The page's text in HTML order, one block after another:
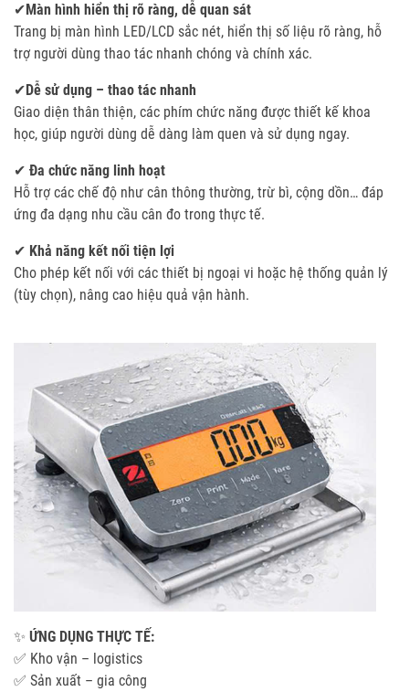
✔ Màn hình hiển thị rõ ràng, dễ quan sát
Trang bị màn hình LED/LCD sắc nét, hiển thị số liệu rõ ràng, hỗ
trợ người dùng thao tác nhanh chóng và chính xác.
✔ Dễ sử dụng – thao tác nhanh
Giao diện thân thiện, các phím chức năng được thiết kế khoa
học, giúp người dùng dễ dàng làm quen và sử dụng ngay.
✔ Đa chức năng linh hoạt
Hỗ trợ các chế độ như cân thông thường, trừ bì, cộng dồn… đáp
ứng đa dạng nhu cầu cân đo trong thực tế.
✔ Khả năng kết nối tiện lợi
Cho phép kết nối với các thiết bị ngoại vi hoặc hệ thống quản lý
(tùy chọn), nâng cao hiệu quả vận hành.
✨ ỨNG DỤNG THỰC TẾ:
✅ Kho vận – logistics
✅ Sản xuất – gia công